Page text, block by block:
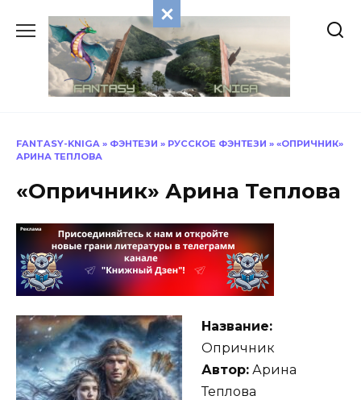
содержанию
FANTASY-KNIGA » ФЭНТЕЗИ » РУССКОЕ ФЭНТЕЗИ » «ОПРИЧНИК»
АРИНА ТЕПЛОВА
«Опричник» Арина Теплова
Название:
Опричник
Автор: Арина
Теплова